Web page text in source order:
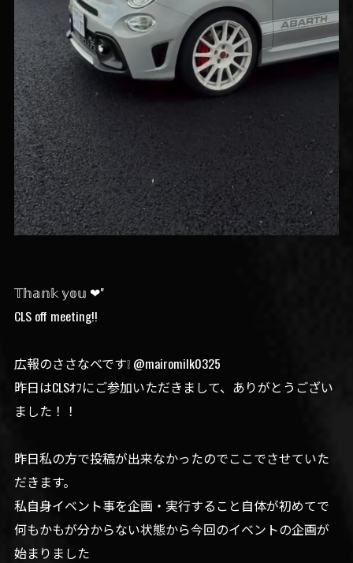
𝕋𝕙𝕒𝕟𝕜 𝕪𝕠𝕦 ❤︎"
CLS off meeting!!
広報のささなべです❕ @mairomilk0325
昨日はCLSｵﾌにご参加いただきまして、ありがとうござい
ました！！
昨日私の方で投稿が出来なかったのでここでさせていた
だきます。
私自身イベント事を企画・実行すること自体が初めてで
何もかもが分からない状態から今回のイベントの企画が
始まりました